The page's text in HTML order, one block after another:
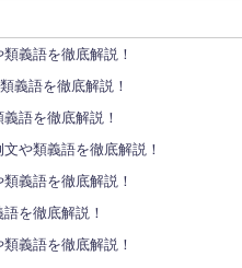
義語を徹底解説！
義語を徹底解説！
語を徹底解説！
や類義語を徹底解説！
義語を徹底解説！
を徹底解説！
義語を徹底解説！